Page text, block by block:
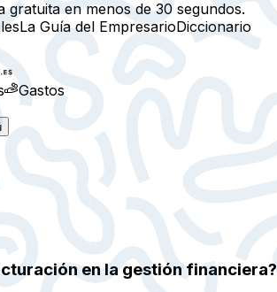
en menos de 30 segundos.
La Guía del EmpresarioDiccionario
Gastos
en la gestión financiera?